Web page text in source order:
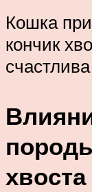
Кошка
кончик
счастлива
хвоста